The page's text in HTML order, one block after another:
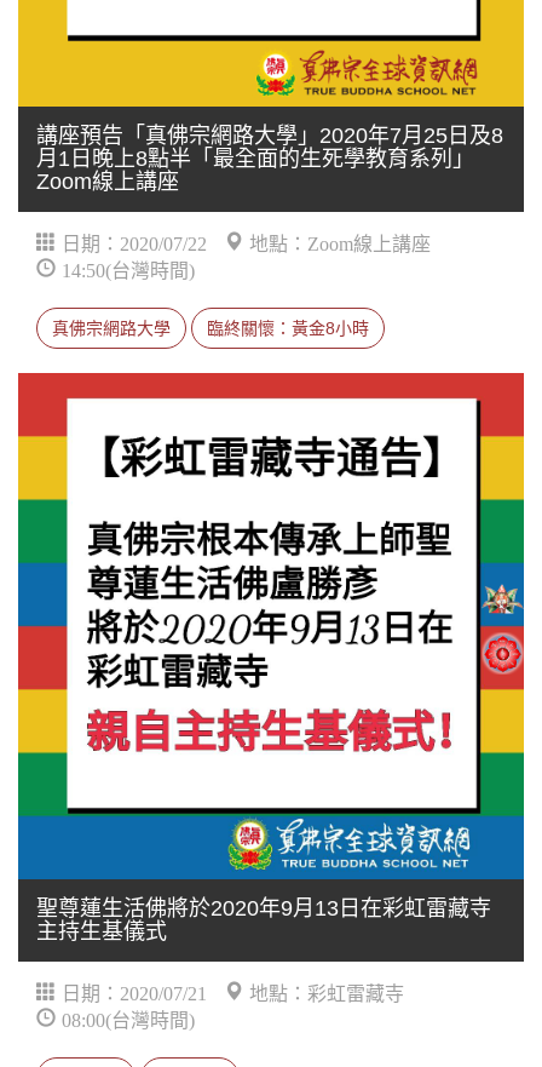
講座預告「真佛宗網路大學」2020年7月25日及8
月1日晚上8點半「最全面的生死學教育系列」
Zoom線上講座
日期：2020/07/22
地點：Zoom線上講座
14:50(台灣時間)
真佛宗網路大學 臨終關懷：黃金8小時
聖尊蓮生活佛將於2020年9月13日在彩虹雷藏寺
主持生基儀式
日期：2020/07/21
地點：彩虹雷藏寺
08:00(台灣時間)